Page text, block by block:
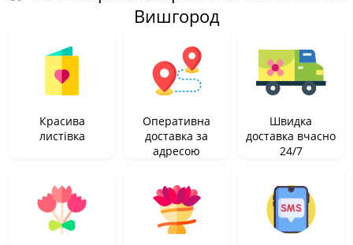
Вишгород
Красива
листівка
Оперативна
доставка за
адресою
Швидка
доставка вчасно
24/7